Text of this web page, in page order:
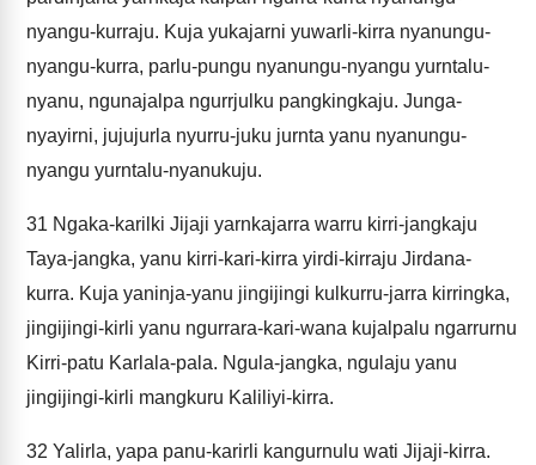
nyangu-kurraju. Kuja yukajarni yuwarli-kirra nyanungu-
nyangu-kurra, parlu-pungu nyanungu-nyangu yurntalu-
nyanu, ngunajalpa ngurrjulku pangkingkaju. Junga-
nyayirni, jujujurla nyurru-juku jurnta yanu nyanungu-
nyangu yurntalu-nyanukuju.
31 Ngaka-karilki Jijaji yarnkajarra warru kirri-jangkaju
Taya-jangka, yanu kirri-kari-kirra yirdi-kirraju Jirdana-
kurra. Kuja yaninja-yanu jingijingi kulkurru-jarra kirringka,
jingijingi-kirli yanu ngurrara-kari-wana kujalpalu ngarrurnu
Kirri-patu Karlala-pala. Ngula-jangka, ngulaju yanu
jingijingi-kirli mangkuru Kaliliyi-kirra.
32 Yalirla, yapa panu-karirli kangurnulu wati Jijaji-kirra.